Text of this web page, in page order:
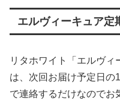
エルヴィーキュア定
リタホワイト「エルヴ
は、次回お届け予定日の
で連絡するだけなのでお